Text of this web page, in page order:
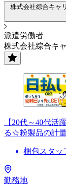
株式会社綜合キャ
派遣労働者
株式会社綜合キ
【20代～40代
る☆粉製品の計
梱包スタッ
勤務地